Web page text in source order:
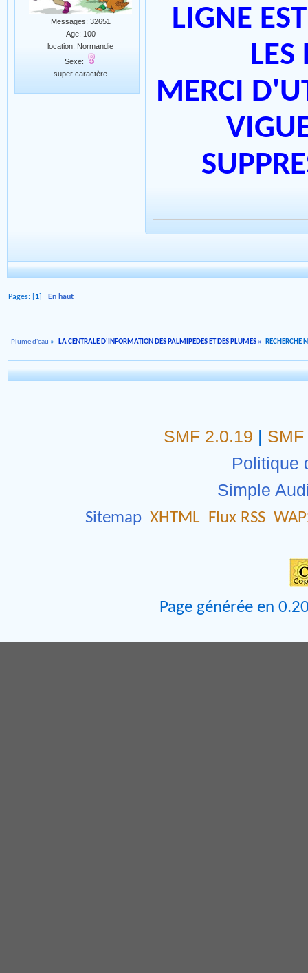
Messages: 32651
Age: 100
location: Normandie
Sexe:
super caractère
LIGNE
LES
MERCI
Pages: [ 1 En haut
Plume d'eau » LA CENTRALE D'INFORMATION DES PALMIPEDES ET DES PLUMES » RECHERCHE
SMF 2.0.19 |
Politique
Simple
Sitemap XHTML Flux RSS
Page générée en